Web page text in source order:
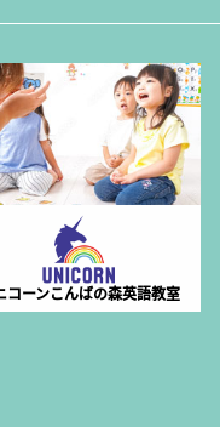
コーンこんばの森英語教室